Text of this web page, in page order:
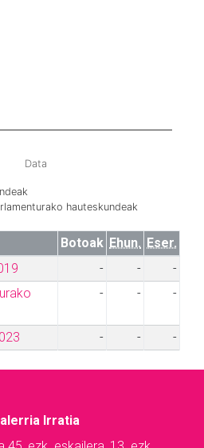
Data
hauteskundeak
Botoak Ehun. Eser.
- -
-
- - -
- - -
Irratia